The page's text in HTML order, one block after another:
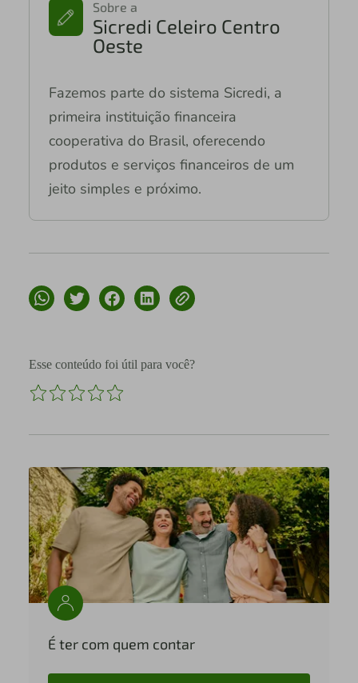
Sobre a
Sicredi Celeiro Centro
Oeste
Fazemos parte do sistema Sicredi, a
primeira instituição financeira
cooperativa do Brasil, oferecendo
produtos e serviços financeiros de um
jeito simples e próximo.
Esse conteúdo foi útil para você?
É ter com quem contar